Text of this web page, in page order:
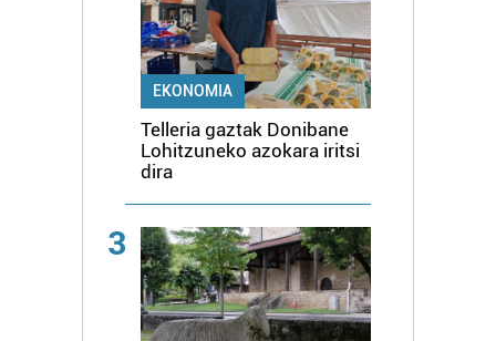
EKONOMIA
Telleria gaztak Donibane
Lohitzuneko azokara iritsi
dira
3